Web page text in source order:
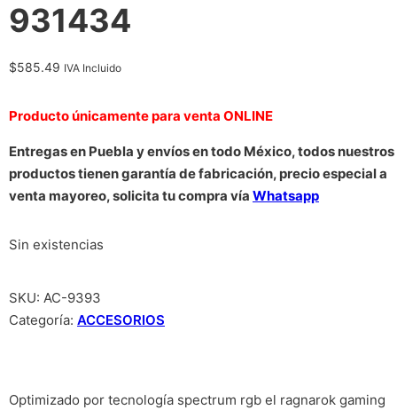
931434
$585.49 IVA Incluido
Producto únicamente para venta ONLINE
Entregas en Puebla y envíos en todo México, todos nuestros
productos tienen garantía de fabricación, precio especial a
venta mayoreo, solicita tu compra vía Whatsapp
Sin existencias
SKU: AC-9393
Categoría: ACCESORIOS
Optimizado por tecnología spectrum rgb el ragnarok gaming